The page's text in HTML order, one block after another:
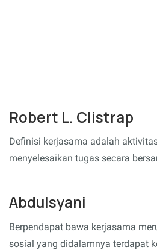
Robert L. Clistrap
Definisi kerjasama adalah
menyelesaikan tugas secara
Abdulsyani
Berpendapat bawa kerjasama
sosial yang didalamnya terdapat